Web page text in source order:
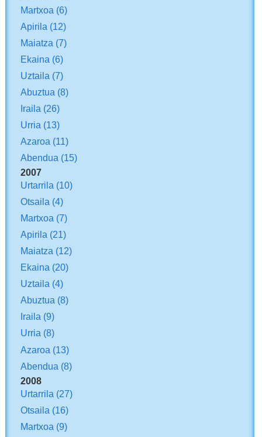
Martxoa (6)
Apirila (12)
Maiatza (7)
Ekaina (6)
Uztaila (7)
Abuztua (8)
Iraila (26)
Urria (13)
Azaroa (11)
Abendua (15)
2007
Urtarrila (10)
Otsaila (4)
Martxoa (7)
Apirila (21)
Maiatza (12)
Ekaina (20)
Uztaila (4)
Abuztua (8)
Iraila (9)
Urria (8)
Azaroa (13)
Abendua (8)
2008
Urtarrila (27)
Otsaila (16)
Martxoa (9)